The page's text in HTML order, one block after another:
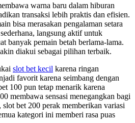
warna baru dalam hiburan
transaksi lebih praktis dan efisien.
bisa merasakan pengalaman setara
langsung aktif untuk
banyak pemain betah berlama-lama.
diakui sebagai pilihan terbaik.
slot bet kecil karena ringan
favorit karena seimbang dengan
100 pun tetap menarik karena
membawa sensasi menegangkan bagi
bet 200 perak memberikan variasi
kategori ini memberi rasa puas